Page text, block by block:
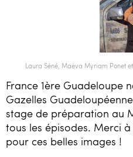
Constructeurs / Presse
Contacts / Accès
06 81 40 63 77
3214x4@gmail.com
Laura Séné, Maëva Myriam Ponet
France 1ère Guadeloupe
Gazelles
stage de préparation au
tous les épisodes. Merci
pour ces belles images !